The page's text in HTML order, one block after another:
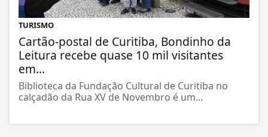
TURISMO
Cartão-postal de Curitiba, Bondinho da
Leitura recebe quase 10 mil visitantes
em...
Biblioteca da Fundação Cultural de Curitiba no
calçadão da Rua XV de Novembro é um...